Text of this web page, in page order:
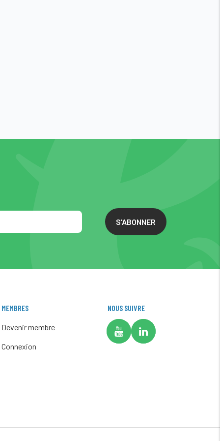
S'ABONNER
MEMBRES
Devenir membre
Connexion
NOUS SUIVRE